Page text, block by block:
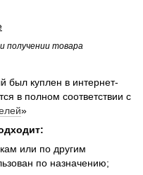
получении товара
был куплен в интернет-
в полном соответствии с
»
или по другим
по назначению;